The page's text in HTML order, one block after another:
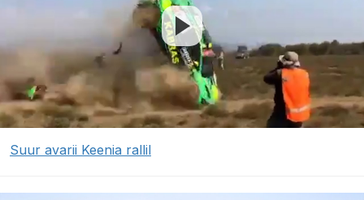
Suur avarii Keenia rallil